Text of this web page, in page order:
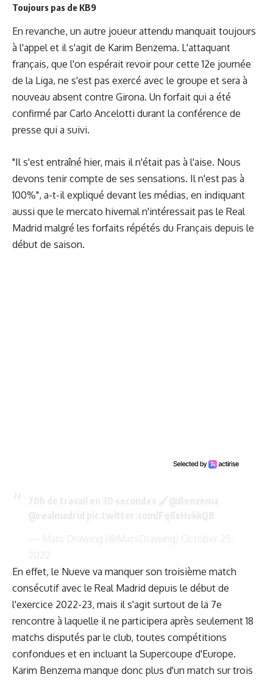
Toujours pas de KB9
En revanche, un autre joueur attendu manquait toujours
à l'appel et il s'agit de Karim Benzema. L'attaquant
français, que l'on espérait revoir pour cette 12e journée
de la Liga, ne s'est pas exercé avec le groupe et sera à
nouveau absent contre Girona. Un forfait qui a été
confirmé par Carlo Ancelotti durant la conférence de
presse qui a suivi.
"Il s'est entraîné hier, mais il n'était pas à l'aise. Nous
devons tenir compte de ses sensations. Il n'est pas à
100%", a-t-il expliqué devant les médias, en indiquant
aussi que le mercato hivernal n'intéressait pas le Real
Madrid malgré les forfaits répétés du Français depuis le
début de saison.
En effet, le Nueve va manquer son troisième match
consécutif avec le Real Madrid depuis le début de
l'exercice 2022-23, mais il s'agit surtout de la 7e
rencontre à laquelle il ne participera après seulement 18
matchs disputés par le club, toutes compétitions
confondues et en incluant la Supercoupe d'Europe.
Karim Benzema manque donc plus d'un match sur trois